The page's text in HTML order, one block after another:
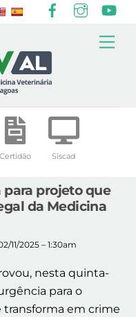
Certidão Siscad
projeto que
da Medicina
11/2025 – 1:30am
nesta quinta-
para o
transforma em crime